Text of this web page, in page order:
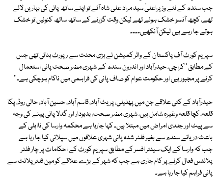
جب سندھ کے نئے وزیراعلیٰ سید مراد علی شاہ آئے تو اپنے ساتھ پانی کی بہاریں لائے
تھے، کچھ آنسو خشک ہوئے تھے لیکن وقت گزرنے کے ساتھ ساتھ کنوئیں تو خشک
ہوتے جا رہے ہیں لیکن آنکھیں۔۔۔۔
سپریم کورٹ آف پاکستان کے واٹر کمیشن نے بڑی محنت سے رپورٹ بنائی تھی جس
کے مطابق ''کراچی، حیدرآباد اور اندرون سندھ کے شہری مضر صحت پانی استعمال
کرنے پر مجبور ہیں اور حکومت عوام کو صاف پانی کی فراہمی میں ناکام ہوچکی ہے۔''
حیدرآباد کے کئی علاقے جن میں پھلیلی، پریٹ آباد، قاسم آباد، حسین آباد، حالی روڈ، پکا
قلعہ، کچا قلعہ وغیرہ شامل ہیں، شہری مضر صحت، بدبودار اور گدلا پانی پینے کی وجہ
سے پیٹ اور جلدی امراض میں مبتلا ہیں۔ کہا جارہا ہے محکمہ وارسا کی نااہلی کے
باعث دریائے سندھ سے بغیر فلٹر شدہ پانی شہری علاقوں میں سپلائی کیا جا رہا ہے
جب کہ وارسا کے ایک سینئر افسر کے مطابق سپریم کورٹ کے احکامات پر چار فلٹر
پلانٹس فعال کرنے پر کام جاری ہے جب کہ شہر کے بڑے علاقے کو مین فلٹر پلانٹ سے
پانی فراہم کیا جا رہا ہے۔